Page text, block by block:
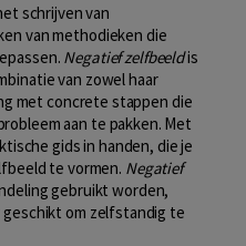
schrijven van
van methodieken die
Negatief zelfbeeldis
van zowel haar
met concrete stappen die
aan te pakken. Met
gids in handen, die je
te vormen. Negatief
gebruikt worden,
geschikt om zelfstandig te